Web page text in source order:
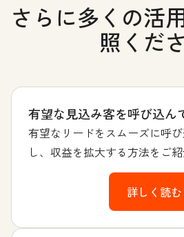
さらに多くの活
照くだ
有望な見込み客を呼び込ん
有望なリードをスムーズに呼
し、収益を拡大する方法をご紹
詳しく読む